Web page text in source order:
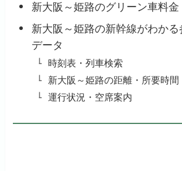
新大阪～姫路のグリーン車料金
新大阪～姫路の新幹線がわかる
データ
時刻表・列車検索
新大阪～姫路の距離・所要時間
運行状況・空席案内